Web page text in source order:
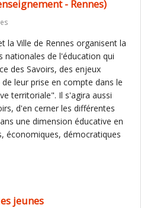
- Rennes)
la Ville de Rennes organisent la
nationales de l'éducation qui
des Savoirs, des enjeux
leur prise en compte dans le
territoriale". Il s'agira aussi
d'en cerner les différentes
une dimension éducative en
économiques, démocratiques
jeunes